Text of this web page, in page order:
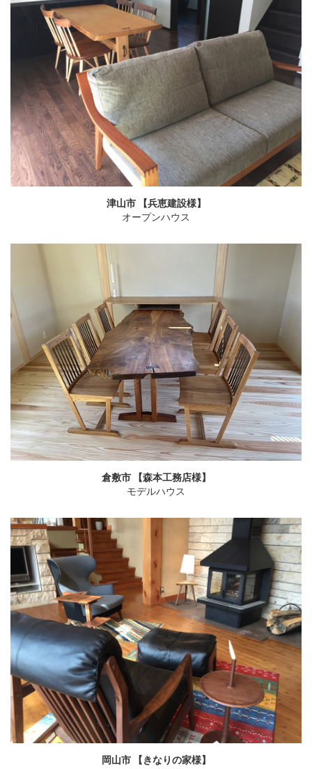
津山市 【兵恵建設様】
オープンハウス
倉敷市 【森本工務店様】
モデルハウス
岡山市 【きなりの家様】